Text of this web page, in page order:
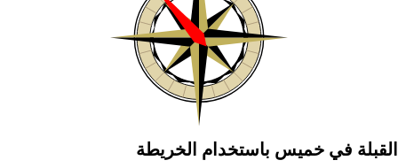
القبلة في خميس باستخدام الخريطة